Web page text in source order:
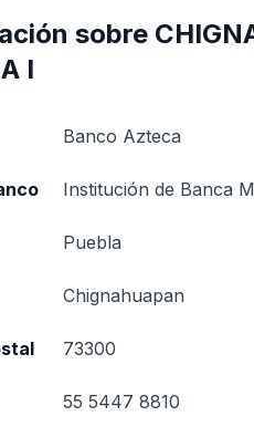
sobre
I
Banco Azteca
Institución de Banca
Puebla
Chignahuapan
73300
55 5447 8810